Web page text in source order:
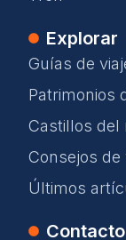
Explorar
Guías de
Patrimonios
Castillos del
Consejos de
Últimos
Contacto